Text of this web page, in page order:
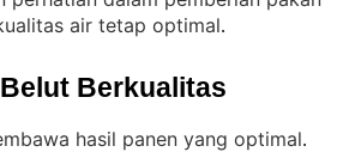
air tetap optimal.
Berkualitas
hasil panen yang optimal